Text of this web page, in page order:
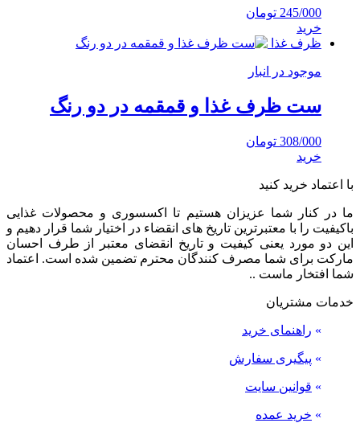
245/000 تومان
خرید
ظرف غذا
موجود در انبار
ست ظرف غذا و قمقمه در دو رنگ
308/000 تومان
خرید
با اعتماد خرید کنید
ما در کنار شما عزیزان هستیم تا اکسسوری و محصولات غذایی
باکیفیت را با معتبرترین تاریخ های انقضاء در اختیار شما قرار دهیم و
این دو مورد یعنی کیفیت و تاریخ انقضای معتبر از طرف احسان
مارکت برای شما مصرف کنندگان محترم تضمین شده است. اعتماد
شما افتخار ماست ..
خدمات مشتریان
» راهنمای خرید
» پیگیری سفارش
» قوانین سایت
» خرید عمده